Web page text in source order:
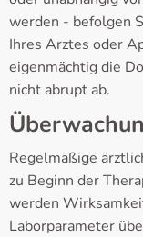
werden - befolgen
Ihres Arztes oder
eigenmächtig die
nicht abrupt ab.
Regelmäßige
zu Beginn der
werden
Laborparameter